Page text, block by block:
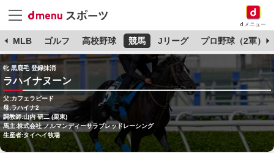
dメニュー
MLB ゴルフ 高校野球 競馬 Jリーグ プロ野球（2軍）
牝 黒鹿毛 登録抹消
ラハイナヌーン
父:カフェラピード
母:ラハイナ2
調教師:山内 研二 (栗東)
馬主:株式会社 ノルマンディーサラブレッドレーシング
生産者:タイヘイ牧場